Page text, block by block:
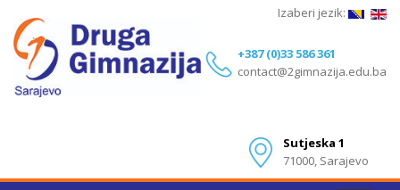
+387 (0)33 586 361
contact@2gimnazija.edu.ba
Sutjeska 1
71000, Sarajevo
Izaberi jezik: